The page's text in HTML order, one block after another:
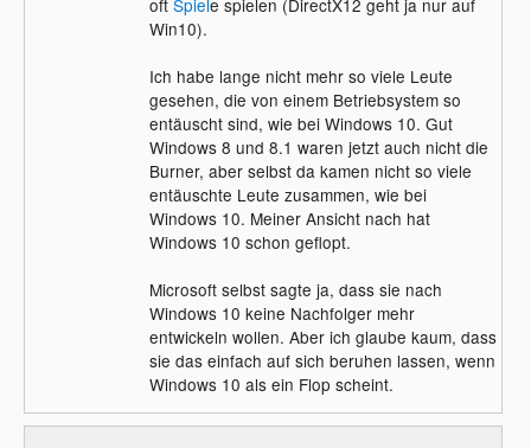
oft Spiele spielen (DirectX12 geht ja nur auf
Win10).
Ich habe lange nicht mehr so viele Leute
gesehen, die von einem Betriebsystem so
entäuscht sind, wie bei Windows 10. Gut
Windows 8 und 8.1 waren jetzt auch nicht die
Burner, aber selbst da kamen nicht so viele
entäuschte Leute zusammen, wie bei
Windows 10. Meiner Ansicht nach hat
Windows 10 schon geflopt.
Microsoft selbst sagte ja, dass sie nach
Windows 10 keine Nachfolger mehr
entwickeln wollen. Aber ich glaube kaum, dass
sie das einfach auf sich beruhen lassen, wenn
Windows 10 als ein Flop scheint.